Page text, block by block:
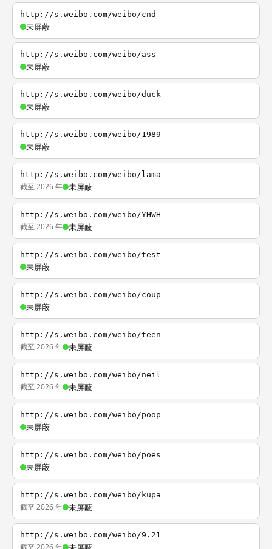
http://s.weibo.com/weibo/cnd
未屏蔽
http://s.weibo.com/weibo/ass
未屏蔽
http://s.weibo.com/weibo/duck
未屏蔽
http://s.weibo.com/weibo/1989
未屏蔽
http://s.weibo.com/weibo/lama
截至 2026 年 未屏蔽
http://s.weibo.com/weibo/YHWH
截至 2026 年 未屏蔽
http://s.weibo.com/weibo/test
未屏蔽
http://s.weibo.com/weibo/coup
未屏蔽
http://s.weibo.com/weibo/teen
截至 2026 年 未屏蔽
http://s.weibo.com/weibo/neil
截至 2026 年 未屏蔽
http://s.weibo.com/weibo/poop
未屏蔽
http://s.weibo.com/weibo/poes
未屏蔽
http://s.weibo.com/weibo/kupa
截至 2026 年 未屏蔽
http://s.weibo.com/weibo/9.21
截至 2026 年